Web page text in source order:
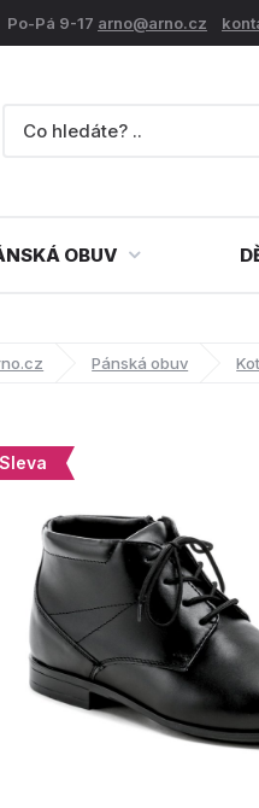
Po-Pá 9-17 arno@arno.cz
OBUV
Pánská obuv
Sleva